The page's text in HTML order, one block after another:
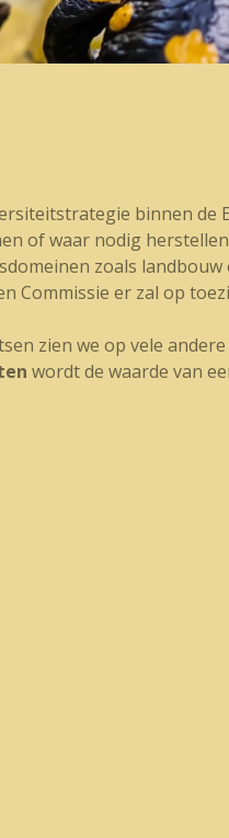
binnen de
of waar nodig
zoals
Commissie er zal op
zien we op vele
wordt de waarde van